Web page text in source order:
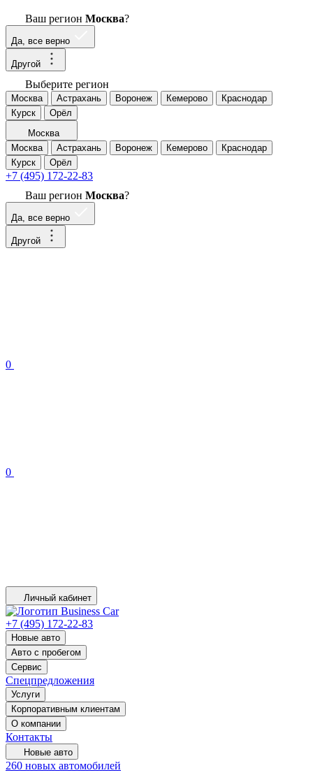
Ваш регион Москва?
Да, все верно
Другой
Выберите регион
Москва Астрахань Воронеж Кемерово
Краснодар
Курск
Орёл
Москва
Москва
Астрахань Воронеж Кемерово
Краснодар
Курск
Орёл
+7 (495) 172-22-83
Ваш регион Москва?
Да, все верно
Другой
0
0
Личный кабинет
+7 (495) 172-22-83
Новые авто
Авто с пробегом
Сервис
Спецпредложения
Услуги
Корпоративным клиентам
О компании
Контакты
Новые авто
260 новых автомобилей